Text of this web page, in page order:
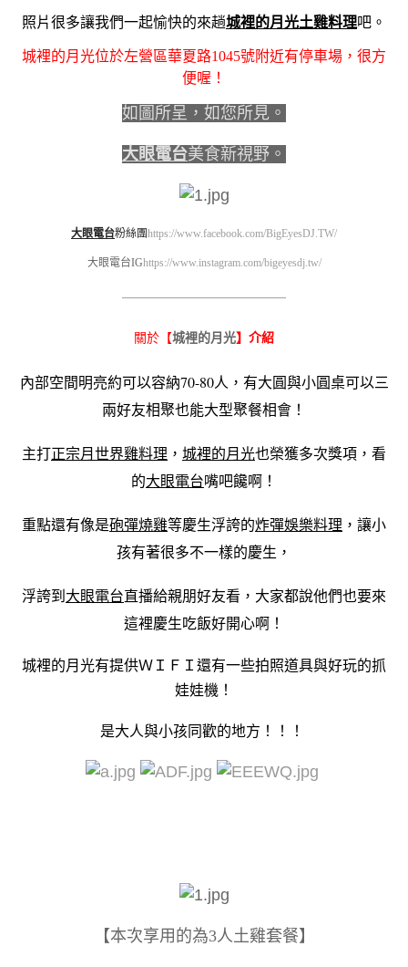
照片很多讓我們一起愉快的來趟城裡的月光土雞料理吧。
城裡的月光位於左營區華夏路1045號附近有停車場，很方
便喔！
如圖所呈，如您所見。
大眼電台美食新視野。
大眼電台粉絲團https://www.facebook.com/BigEyesDJ.TW/
大眼電台IGhttps://www.instagram.com/bigeyesdj.tw/
————————————————————
關於【城裡的月光】介紹
內部空間明亮約可以容納70-80人，有大圓與小圓桌可以三
兩好友相聚也能大型聚餐相會！
主打正宗月世界雞料理 ， 城裡的月光也榮獲多次獎項，看
的大眼電台嘴吧饞啊！
重點還有像是砲彈燒雞等慶生浮誇的炸彈娛樂料理 ，讓小
孩有著很多不一樣的慶生，
浮誇到大眼電台直播給親朋好友看，大家都說他們也要來
這裡慶生吃飯好開心啊！
城裡的月光有提供ＷＩＦＩ還有一些拍照道具與好玩的抓
娃娃機！
是大人與小孩同歡的地方！！！
【本次享用的為3人土雞套餐】